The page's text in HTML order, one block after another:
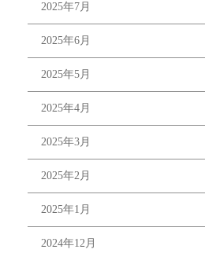
2025年7月
2025年6月
2025年5月
2025年4月
2025年3月
2025年2月
2025年1月
2024年12月